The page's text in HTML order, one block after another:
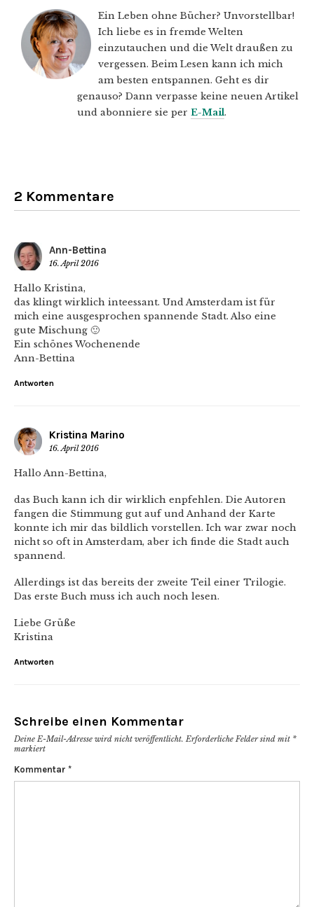
Ein Leben ohne Bücher? Unvorstellbar!
Ich liebe es in fremde Welten
einzutauchen und die Welt draußen zu
vergessen. Beim Lesen kann ich mich
am besten entspannen. Geht es dir
genauso? Dann verpasse keine neuen Artikel
und abonniere sie per E-Mail.
2 Kommentare
Ann-Bettina
16. April 2016
Hallo Kristina,
das klingt wirklich inteessant. Und Amsterdam ist für
mich eine ausgesprochen spannende Stadt. Also eine
gute Mischung 🙂
Ein schönes Wochenende
Ann-Bettina
Antworten
Kristina Marino
16. April 2016
Hallo Ann-Bettina,
das Buch kann ich dir wirklich enpfehlen. Die Autoren
fangen die Stimmung gut auf und Anhand der Karte
konnte ich mir das bildlich vorstellen. Ich war zwar noch
nicht so oft in Amsterdam, aber ich finde die Stadt auch
spannend.
Allerdings ist das bereits der zweite Teil einer Trilogie.
Das erste Buch muss ich auch noch lesen.
Liebe Grüße
Kristina
Antworten
Schreibe einen Kommentar
Deine E-Mail-Adresse wird nicht veröffentlicht. Erforderliche Felder sind mit *
markiert
Kommentar *